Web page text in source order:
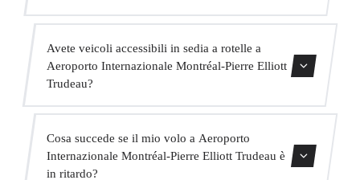
per hotel, trasferimenti da e per porti crocieristici,
trasferimenti interurbani, servizio VIP, servizio per eventi
Avete veicoli accessibili in sedia a rotelle a
Aeroporto Internazionale Montréal-Pierre Elliott
Trudeau?
Sì, abbiamo veicoli adattati per passeggeri con mobilità
ridotta. Indicate questo al momento della prenotazione e
assegneremo il veicolo appropriato.
Cosa succede se il mio volo a Aeroporto
Internazionale Montréal-Pierre Elliott Trudeau è
in ritardo?